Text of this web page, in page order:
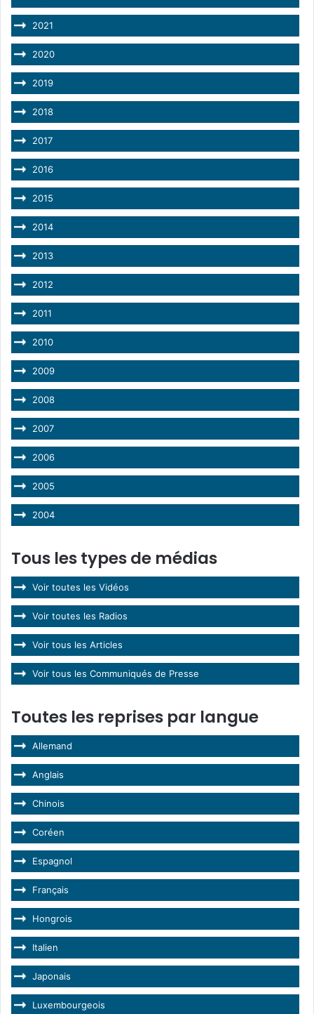
2021
2020
2019
2018
2017
2016
2015
2014
2013
2012
2011
2010
2009
2008
2007
2006
2005
2004
Tous les types de médias
Voir toutes les Vidéos
Voir toutes les Radios
Voir tous les Articles
Voir tous les Communiqués de Presse
Toutes les reprises par langue
Allemand
Anglais
Chinois
Coréen
Espagnol
Français
Hongrois
Italien
Japonais
Luxembourgeois